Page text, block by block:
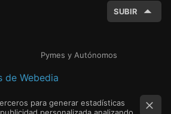
SUBIR
Pymes y Autónomos
de Webedia
para generar estadísticas